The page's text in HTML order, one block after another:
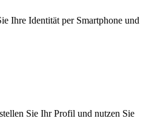
Ihre Identität per Smartphone und
Sie Ihr Profil und nutzen Sie